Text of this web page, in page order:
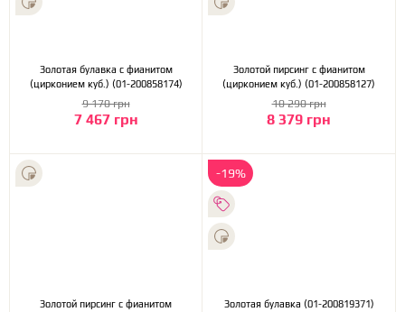
Золотая булавка с фианитом
(цирконием куб.) (01-200858174)
7 467 грн
9 170 грн
Золотой пирсинг с фианитом
(цирконием куб.) (01-200858127)
8 379 грн
10 290 грн
Золотой пирсинг с фианитом
-19%
Золотая булавка (01-200819371)